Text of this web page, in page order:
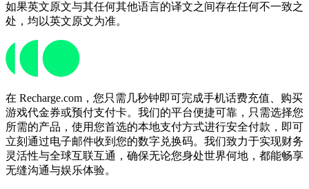
如果英文原文与其任何其他语言的译文之间存在任何不一致之
处，均以英文原文为准。
在 Recharge.com，您只需几秒钟即可完成手机话费充值、购买
游戏代金券或预付支付卡。我们的平台便捷可靠，只需选择您
所需的产品，使用您首选的本地支付方式进行安全付款，即可
立刻通过电子邮件收到您的数字兑换码。我们致力于实现财务
灵活性与全球互联互通，确保无论您身处世界何地，都能畅享
无缝沟通与娱乐体验。